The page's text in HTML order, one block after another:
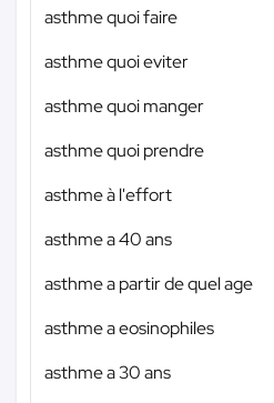
asthme quoi faire
asthme quoi eviter
asthme quoi manger
asthme quoi prendre
asthme à l'effort
asthme a 40 ans
asthme a partir de quel age
asthme a eosinophiles
asthme a 30 ans